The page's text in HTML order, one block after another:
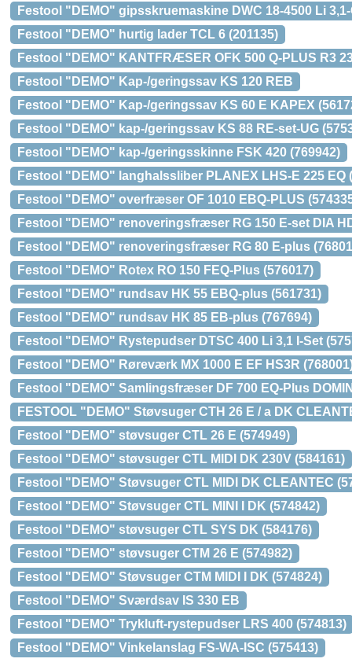
Festool "DEMO" gipsskruemaskine DWC 18-4500 Li
Festool "DEMO" hurtig lader TCL 6 (201135)
Festool "DEMO" KANTFRÆSER OFK 500 Q-PLUS R3
Festool "DEMO" Kap-/geringssav KS 120 REB
Festool "DEMO" Kap-/geringssav KS 60 E KAPEX
Festool "DEMO" kap-/geringssav KS 88 RE-set-UG
Festool "DEMO" kap-/geringsskinne FSK 420 (769942)
Festool "DEMO" langhalssliber PLANEX LHS-E 225 EQ
Festool "DEMO" overfræser OF 1010 EBQ-PLUS
Festool "DEMO" renoveringsfræser RG 150 E-set DIA
Festool "DEMO" renoveringsfræser RG 80 E-plus
Festool "DEMO" Rotex RO 150 FEQ-Plus (576017)
Festool "DEMO" rundsav HK 55 EBQ-plus (561731)
Festool "DEMO" rundsav HK 85 EB-plus (767694)
Festool "DEMO" Rystepudser DTSC 400 Li 3,1 I-Set
Festool "DEMO" Røreværk MX 1000 E EF HS3R
Festool "DEMO" Samlingsfræser DF 700 EQ-Plus
FESTOOL "DEMO" Støvsuger CTH 26 E / a DK
Festool "DEMO" støvsuger CTL 26 E (574949)
Festool "DEMO" støvsuger CTL MIDI DK 230V (584161)
Festool "DEMO" Støvsuger CTL MIDI DK CLEANTEC
Festool "DEMO" Støvsuger CTL MINI I DK (574842)
Festool "DEMO" støvsuger CTL SYS DK (584176)
Festool "DEMO" støvsuger CTM 26 E (574982)
Festool "DEMO" Støvsuger CTM MIDI I DK (574824)
Festool "DEMO" Sværdsav IS 330 EB
Festool "DEMO" Trykluft-rystepudser LRS 400 (574813)
Festool "DEMO" Vinkelanslag FS-WA-ISC (575413)